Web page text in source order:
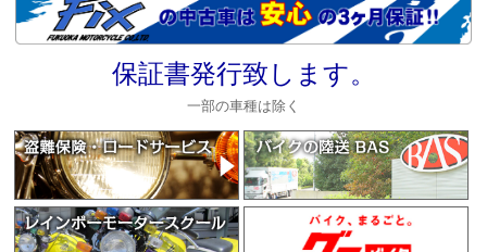
保証書発行致します。
一部の車種は除く